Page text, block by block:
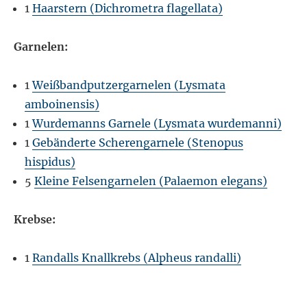
1Haarstern (Dichrometra flagellata)
Garnelen:
1Weißbandputzergarnelen (Lysmata
amboinensis)
1Wurdemanns Garnele (Lysmata wurdemanni)
1Gebänderte Scherengarnele (Stenopus
hispidus)
5Kleine Felsengarnelen (Palaemon elegans)
Krebse:
1Randalls Knallkrebs (Alpheus randalli)